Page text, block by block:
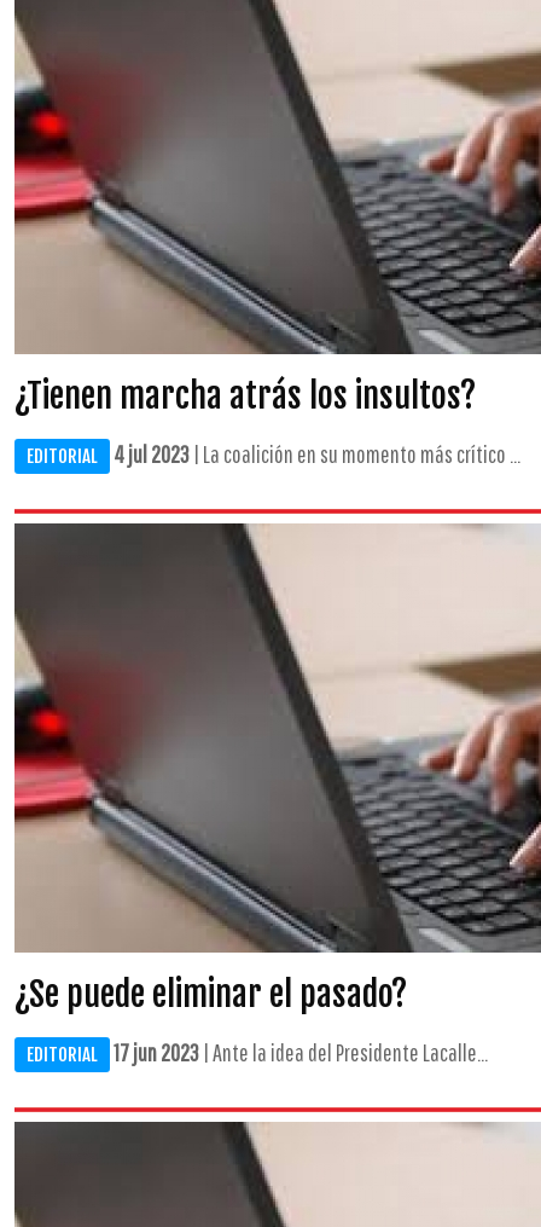
¿Tienen marcha atrás los insultos?
EDITORIAL 4 jul 2023 | La coalición en su momento más crítico ...
¿Se puede eliminar el pasado?
EDITORIAL 17 jun 2023 | Ante la idea del Presidente Lacalle...